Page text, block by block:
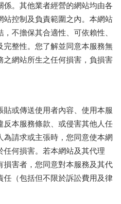
。其他業者經營的網站均由各
站控制及負責範圍之內。本網站
不擔保其合適性、可依賴性、
完整性。您了解並同意本服務無
之網站所生之任何損害，負損害
或傳送使用者內容、使用本服
反本服務條款、或侵害其他人任
請求或主張時，您同意使本網
何損害。若本網站及其代理
損害者，您同意對本服務及其代
任（包括但不限於訴訟費用及律